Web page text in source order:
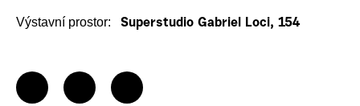
Výstavní prostor: Superstudio Gabriel Loci, 154